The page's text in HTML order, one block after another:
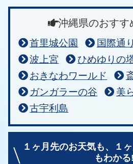
沖縄県のおすす
首里城公園 国際通り
波上宮
ひめゆりの
おきなわワールド
ガンガラーの谷
美
古宇利島
１ヶ月先のお天気も、
１
もわかる!